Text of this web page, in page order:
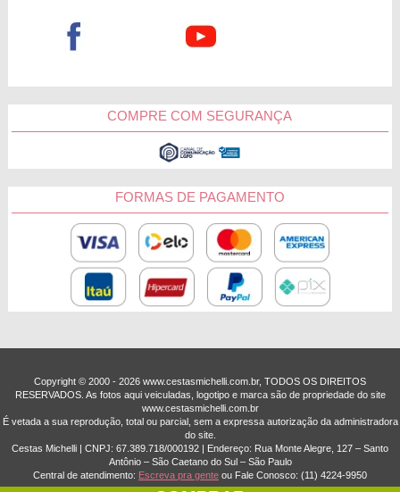
COMPRE COM SEGURANÇA
FORMAS DE PAGAMENTO
Copyright © 2000 - ­2026 www.cestasmichelli.com.br, TODOS OS DIREITOS
RESERVADOS. As fotos aqui veiculadas, logotipo e marca são de propriedade do site
www.cestasmichelli.com.br
É vetada a sua reprodução, total ou parcial, sem a expressa autorização da administradora
do site.
Cestas Michelli | CNPJ: 67.389.718/0001­92 | Endereço: Rua Monte Alegre, 127 – Santo
Antônio – São Caetano do Sul – São Paulo
Central de atendimento: Escreva pra gente ou Fale Conosco: (11) 4224-9950